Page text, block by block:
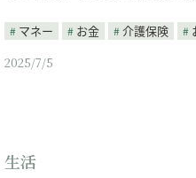
マネー お金 介護保険
2025/7/5
生活